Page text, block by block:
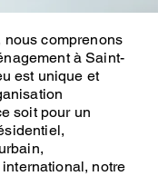
nous comprenons
à Saint-
est unique et
soit pour un
,
notre